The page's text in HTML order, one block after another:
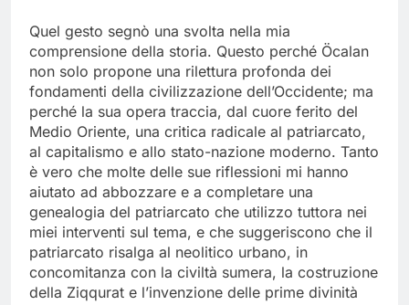
Quel gesto segnò una svolta nella mia
comprensione della storia. Questo perché Öcalan
non solo propone una rilettura profonda dei
fondamenti della civilizzazione dell’Occidente; ma
perché la sua opera traccia, dal cuore ferito del
Medio Oriente, una critica radicale al patriarcato,
al capitalismo e allo stato-nazione moderno. Tanto
è vero che molte delle sue riflessioni mi hanno
aiutato ad abbozzare e a completare una
genealogia del patriarcato che utilizzo tuttora nei
miei interventi sul tema, e che suggeriscono che il
patriarcato risalga al neolitico urbano, in
concomitanza con la civiltà sumera, la costruzione
della Ziqqurat e l’invenzione delle prime divinità